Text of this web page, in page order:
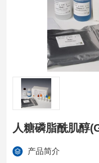
人糖磷脂酰肌醇
产品简介